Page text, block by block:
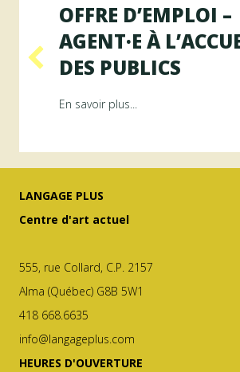
RAYON
OFFRE D’EMPLOI –
AGENT·E À
DES PUBLICS
En savoir plus...
LANGAGE PLUS
Centre d'art actuel
555, rue Collard, C.P. 2157
Alma (Québec) G8B 5W1
418 668.6635
info@langageplus.com
HEURES D'OUVERTURE